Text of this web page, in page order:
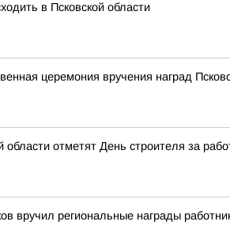
в Псковской области
церемония вручения наград
области отметят День строителя за
вручил региональные награды